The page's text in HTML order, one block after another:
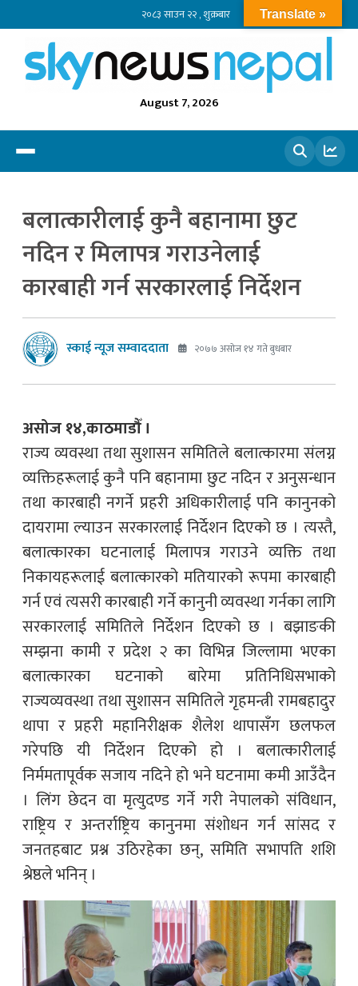
२०८३ साउन २२ , शुक्रबार
August 7, 2026
बलात्कारीलाई कुनै बहानामा छुट
नदिन र मिलापत्र गराउनेलाई
कारबाही गर्न सरकारलाई निर्देशन
स्काई न्यूज सम्वाददाता २०७७ असोज १४ गते बुधबार
असोज १४,काठमाडौँ ।
राज्य व्यवस्था तथा सुशासन समितिले बलात्कारमा संलग्न
व्यक्तिहरूलाई कुनै पनि बहानामा छुट नदिन र अनुसन्धान
तथा कारबाही नगर्ने प्रहरी अधिकारीलाई पनि कानुनको
दायरामा ल्याउन सरकारलाई निर्देशन दिएको छ । त्यस्तै,
बलात्कारका घटनालाई मिलापत्र गराउने व्यक्ति तथा
निकायहरूलाई बलात्कारको मतियारको रूपमा कारबाही
गर्न एवं त्यसरी कारबाही गर्ने कानुनी व्यवस्था गर्नका लागि
सरकारलाई समितिले निर्देशन दिएको छ । बझाङकी
सम्झना कामी र प्रदेश २ का विभिन्न जिल्लामा भएका
बलात्कारका घटनाको बारेमा प्रतिनिधिसभाको
राज्यव्यवस्था तथा सुशासन समितिले गृहमन्त्री रामबहादुर
थापा र प्रहरी महानिरीक्षक शैलेश थापासँग छलफल
गरेपछि यी निर्देशन दिएको हो । बलात्कारीलाई
निर्ममतापूर्वक सजाय नदिने हो भने घटनामा कमी आउँदैन
। लिंग छेदन वा मृत्युदण्ड गर्ने गरी नेपालको संविधान,
राष्ट्रिय र अन्तर्राष्ट्रिय कानुनमा संशोधन गर्न सांसद र
जनतहबाट प्रश्न उठिरहेका छन्, समिति सभापति शशि
श्रेष्ठले भनिन् ।
Translate »